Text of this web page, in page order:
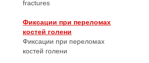
fractures
Фиксации при переломах
костей голени
Фиксации при переломах
костей голени